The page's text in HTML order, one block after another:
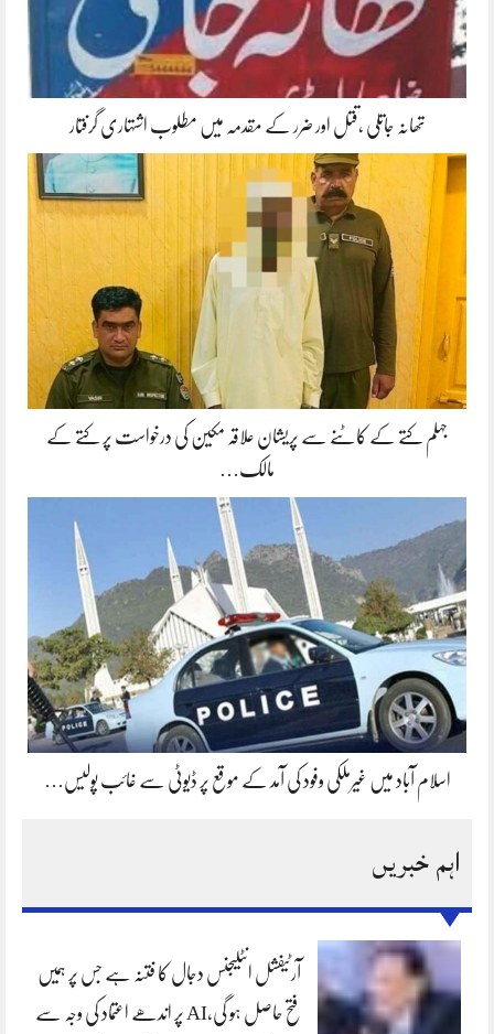
تھانہ جاتلی ،قتل اور ضرر کے مقدمہ میں مطلوب اشتہاری گرفتار
جہلم کتے کے کاٹنے سے پریشان علاقہ مکین کی درخواست پر کتے کے
مالک…
اسلام آباد میں غیرملکی وفود کی آمد کے موقع پر ڈیوٹی سے غائب پولیس…
اہم خبریں
آرٹیفشل انٹلیجنس دجال کا فتنہ ہے جس پر ہمیں
فتح حاصل ہو گی،AI پر اندھے اعتماد کی وجہ سے